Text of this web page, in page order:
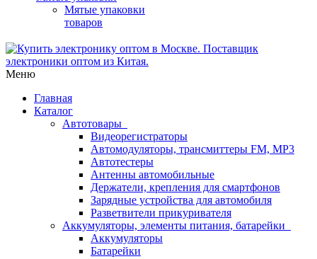
Мятые упаковки
товаров
Меню
Главная
Каталог
Автотовары
Видеорегистраторы
Автомодуляторы, трансмиттеры FM, MP3
Автотестеры
Антенны автомобильные
Держатели, крепления для смартфонов
Зарядные устройства для автомобиля
Разветвители прикуривателя
Аккумуляторы, элементы питания, батарейки
Аккумуляторы
Батарейки